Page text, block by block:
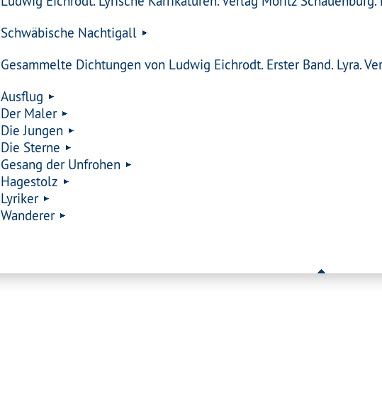
Schwäbische Nachtigall
Gesammelte Dichtungen von Ludwig Eichrodt. Erster Band. Lyra.
Ausflug
Der Maler
Die Jungen
Die Sterne
Gesang der Unfrohen
Hagestolz
Lyriker
Wanderer